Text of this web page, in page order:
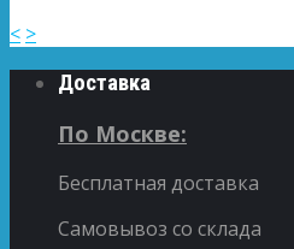
< >
Доставка
По Москве:
Бесплатная доставка
Самовывоз со склада